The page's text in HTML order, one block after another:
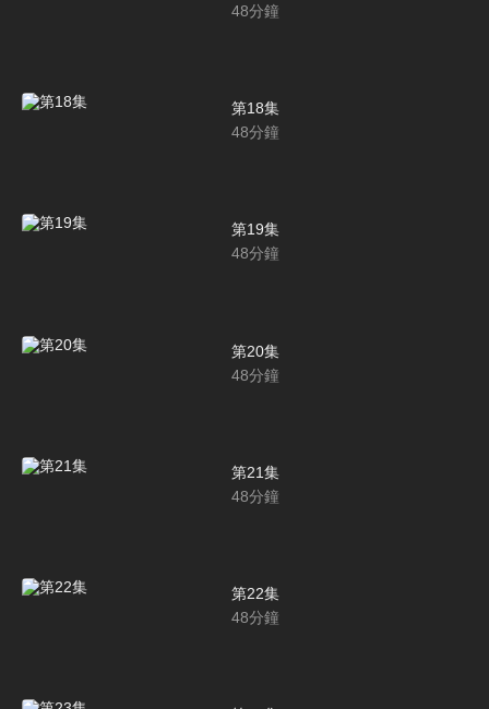
48分鐘
第18集
48分鐘
第19集
48分鐘
第20集
48分鐘
第21集
48分鐘
第22集
48分鐘